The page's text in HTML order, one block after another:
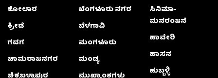
ಕೋಲಾರ
ಕ್ರೀಡೆ
ಗದಗ
ಚಾಮರಾಜನಗರ
ಬೆಂಗಳೂರು ನಗರ
ಬೆಳಗಾವಿ
ಮಂಗಳೂರು
ಮಂಡ್ಯ
ಸಿನಿಮಾ-
ಮನರಂಜನೆ
ಹಾವೇರಿ
ಹಾಸನ
ಹುಬ್ಬಳ್ಳಿ